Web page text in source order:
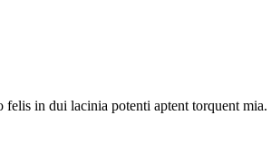
felis in dui lacinia potenti aptent torquent mia.